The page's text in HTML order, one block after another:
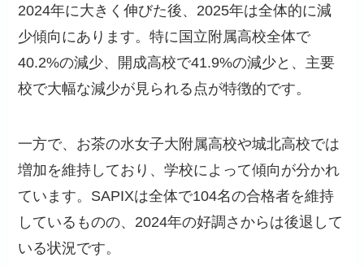
2024年に大きく伸びた後、2025年は全体的に減
少傾向にあります。特に国立附属高校全体で
40.2%の減少、開成高校で41.9%の減少と、主要
校で大幅な減少が見られる点が特徴的です。
一方で、お茶の水女子大附属高校や城北高校では
増加を維持しており、学校によって傾向が分かれ
ています。SAPIXは全体で104名の合格者を維持
しているものの、2024年の好調さからは後退して
いる状況です。